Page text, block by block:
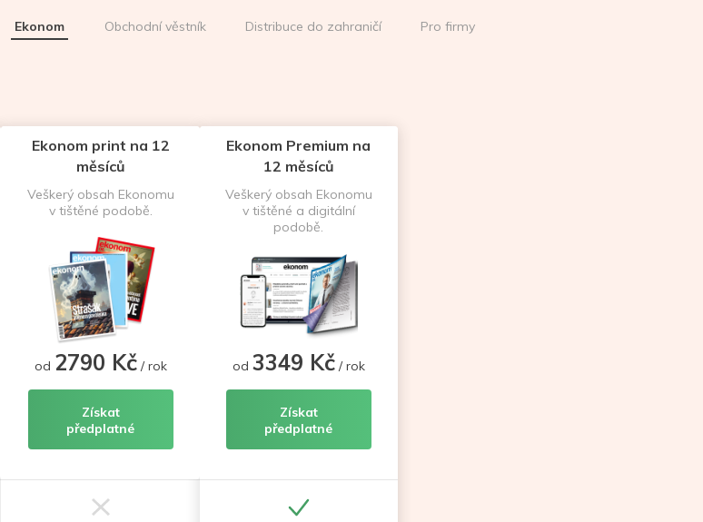
Ekonom Obchodní věstník Distribuce do zahraničí Pro firmy
Ekonom print na 12
měsíců
Veškerý obsah Ekonomu
v tištěné podobě.
od 2790 Kč/ rok
Získat
předplatné
Ekonom Premium na
12 měsíců
Veškerý obsah Ekonomu
v tištěné a digitální
podobě.
od 3349 Kč/ rok
Získat
předplatné